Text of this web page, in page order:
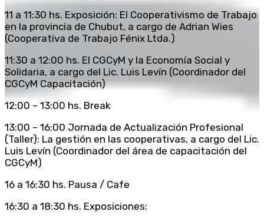
11 a 11:30 hs. Exposición: El Cooperativismo de Trabajo
en la provincia de Chubut, a cargo de Adrian Wies
(Cooperativa de Trabajo Fénix Ltda.)
11:30 a 12:00 hs. El CGCyM y la Economía Social y
Solidaria, a cargo del Lic. Luis Levín (Coordinador del
CGCyM Capacitación)
12:00 – 13:00 hs. Break
13:00 – 16:00 Jornada de Actualización Profesional
(Taller): La gestión en las cooperativas, a cargo del Lic.
Luis Levín (Coordinador del área de capacitación del
CGCyM)
16 a 16:30 hs. Pausa / Cafe
16:30 a 18:30 hs. Exposiciones: